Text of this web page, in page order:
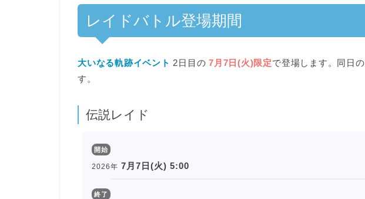
レイドバトル登場期間
大いなる軌跡イベント 2日目の7月7日(火)限定で登場します。同日の
す。
伝説レイド
開始
2026年 7月7日(火) 5:00
終了